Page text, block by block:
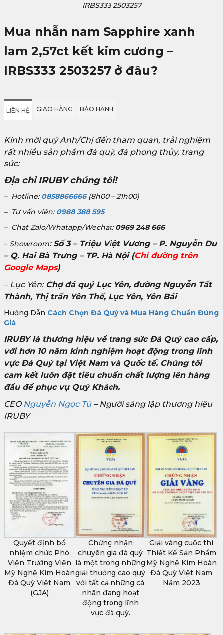
IRBS333 2503257
Mua nhẫn nam Sapphire xanh
lam 2,57ct kết kim cương –
IRBS333 2503257 ở đâu?
LIÊN HỆ GIAO HÀNG BẢO HÀNH
Kính mời quý Anh/Chị đến tham quan, trải nghiệm
rất nhiều sản phẩm đá quý, đá phong thủy, trang
sức:
Địa chỉ IRUBY chúng tôi!
– Hotline: 0858866666(8h00 – 21h00)
– Tư vấn viên: 0988 388 595
– Chat Zalo/Whatapp/Wechat: 0969 248 666
– Showroom: Số 3 – Triệu Việt Vương – P. Nguyễn Du
– Q. Hai Bà Trưng – TP. Hà Nội(Chỉ đường trên
Google Maps)
– Lục Yên: Chợ đá quý Lục Yên, đường Nguyễn Tất
Thành, Thị trấn Yên Thế, Lục Yên, Yên Bái
Hướng Dẫn Cách Chọn Đá Quý và Mua Hàng Chuẩn Đúng
Giá
IRUBY là thương hiệu về trang sức Đá Quý cao cấp,
với hơn 10 năm kinh nghiệm hoạt động trong lĩnh
vực Đá Quý tại Việt Nam và Quốc tế. Chúng tôi
cam kết luôn đặt tiêu chuẩn chất lượng lên hàng
đầu để phục vụ Quý Khách.
CEONguyễn Ngọc Tú– Người sáng lập thương hiệu
IRUBY
Quyết định bổ
nhiệm chức Phó
Viện Trưởng Viện
Mỹ Nghệ Kim Hoàn
Đá Quý Việt Nam
(GJA)
Chứng nhận
chuyên gia đá quý
là một trong những
giải thưởng cao quý
với tất cả những cá
nhân đang hoạt
động trong lĩnh
vực đá quý.
Giải vàng cuộc thi
Thiết Kế Sản Phẩm
Mỹ Nghệ Kim Hoàn
Đá Quý Việt Nam
Năm 2023